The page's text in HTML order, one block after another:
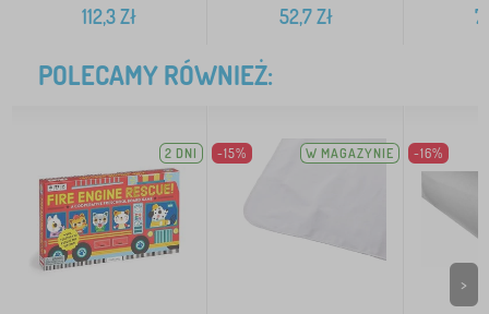
112,3Zł 52,7Zł
POLECAMY RÓWNIEŻ:
2 DNI -15% W MAGAZYNIE -16%
>